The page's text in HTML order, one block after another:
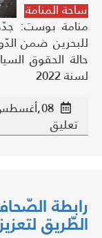
ساحة المنامة
منامة بوست:
للبحرين ضمن
حالة الحقوق
لسنة 2022
08,أغسطس,2022 |
تعليق
رابطة
الطّريق